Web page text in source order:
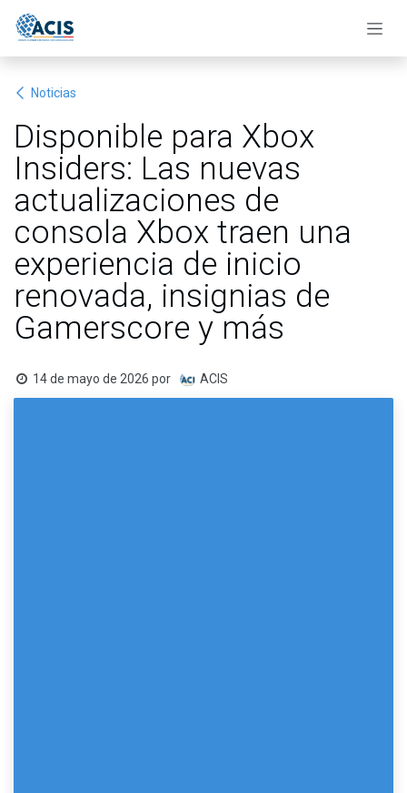
Noticias
Disponible para Xbox
Insiders: Las nuevas
actualizaciones de
consola Xbox traen una
experiencia de inicio
renovada, insignias de
Gamerscore y más
14 de mayo de 2026 por ACIS